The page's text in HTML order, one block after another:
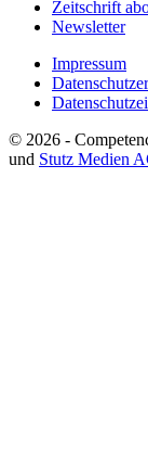
Zeitschrift
Newsletter
Impressum
© 2026 -
und Stutz Medien